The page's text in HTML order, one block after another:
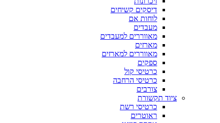
דיסקים קשיחים
לוחות אם
מעבדים
מאווררים למעבדים
מארזים
מאווררים למארזים
ספקים
כרטיסי קול
כרטיסי הרחבה
צורבים
ציוד תקשורת
כרטיסי רשת
ראוטרים